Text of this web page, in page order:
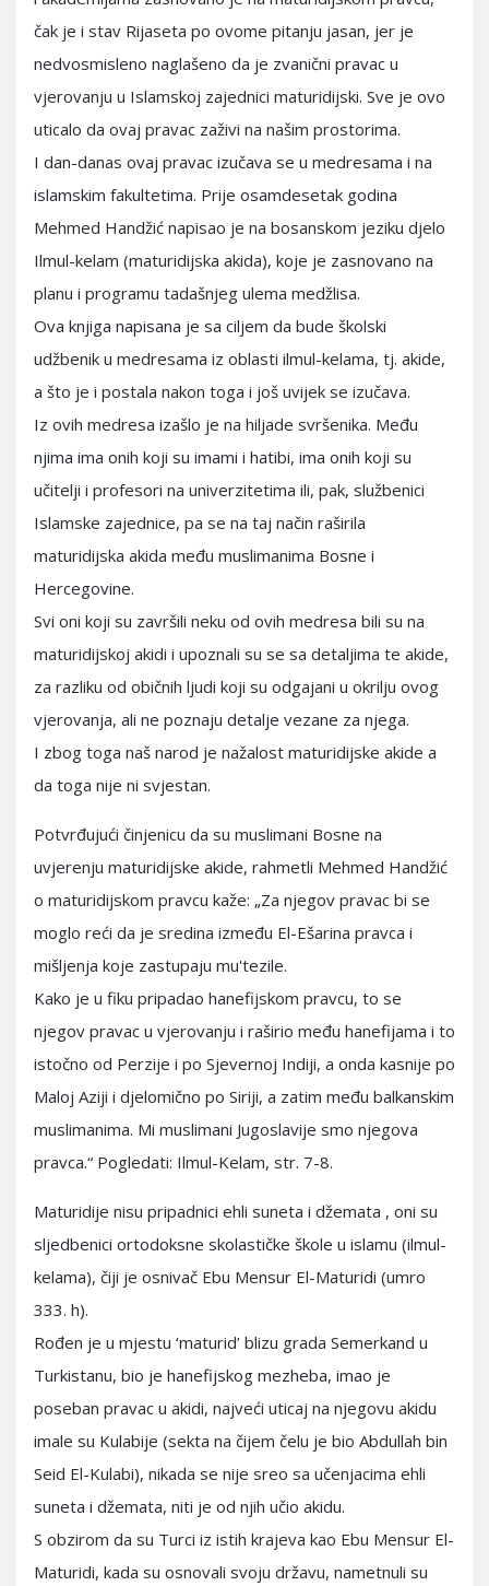
čak je i stav Rijaseta po ovome pitanju jasan, jer je
nedvosmisleno naglašeno da je zvanični pravac u
vjerovanju u Islamskoj zajednici maturidijski. Sve je ovo
uticalo da ovaj pravac zaživi na našim prostorima.
I dan-danas ovaj pravac izučava se u medresama i na
islamskim fakultetima. Prije osamdesetak godina
Mehmed Handžić napisao je na bosanskom jeziku djelo
Ilmul-kelam (maturidijska akida), koje je zasnovano na
planu i programu tadašnjeg ulema medžlisa.
Ova knjiga napisana je sa ciljem da bude školski
udžbenik u medresama iz oblasti ilmul-kelama, tj. akide,
a što je i postala nakon toga i još uvijek se izučava.
Iz ovih medresa izašlo je na hiljade svršenika. Među
njima ima onih koji su imami i hatibi, ima onih koji su
učitelji i profesori na univerzitetima ili, pak, službenici
Islamske zajednice, pa se na taj način raširila
maturidijska akida među muslimanima Bosne i
Hercegovine.
Svi oni koji su završili neku od ovih medresa bili su na
maturidijskoj akidi i upoznali su se sa detaljima te akide,
za razliku od običnih ljudi koji su odgajani u okrilju ovog
vjerovanja, ali ne poznaju detalje vezane za njega.
I zbog toga naš narod je nažalost maturidijske akide a
da toga nije ni svjestan.
Potvrđujući činjenicu da su muslimani Bosne na
uvjerenju maturidijske akide, rahmetli Mehmed Handžić
o maturidijskom pravcu kaže: „Za njegov pravac bi se
moglo reći da je sredina između El-Ešarina pravca i
mišljenja koje zastupaju mu'tezile.
Kako je u fiku pripadao hanefijskom pravcu, to se
njegov pravac u vjerovanju i raširio među hanefijama i to
istočno od Perzije i po Sjevernoj Indiji, a onda kasnije po
Maloj Aziji i djelomično po Siriji, a zatim među balkanskim
muslimanima. Mi muslimani Jugoslavije smo njegova
pravca.“ Pogledati: Ilmul-Kelam, str. 7-8.
Maturidije nisu pripadnici ehli suneta i džemata , oni su
sljedbenici ortodoksne skolastičke škole u islamu (ilmul-
kelama), čiji je osnivač Ebu Mensur El-Maturidi (umro
333. h).
Rođen je u mjestu ‘maturid’ blizu grada Semerkand u
Turkistanu, bio je hanefijskog mezheba, imao je
poseban pravac u akidi, najveći uticaj na njegovu akidu
imale su Kulabije (sekta na čijem čelu je bio Abdullah bin
Seid El-Kulabi), nikada se nije sreo sa učenjacima ehli
suneta i džemata, niti je od njih učio akidu.
S obzirom da su Turci iz istih krajeva kao Ebu Mensur El-
Maturidi, kada su osnovali svoju državu, nametnuli su